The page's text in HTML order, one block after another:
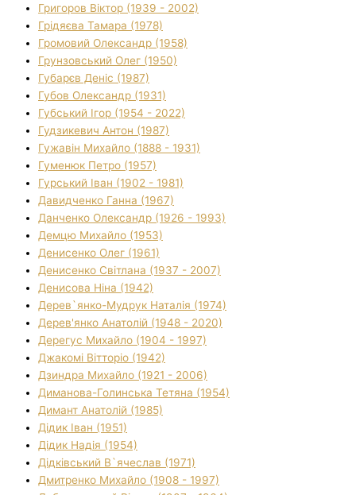
Григоров Віктор (1939 - 2002)
Грідяєва Тамара (1978)
Громовий Олександр (1958)
Грунзовський Олег (1950)
Губарєв Деніс (1987)
Губов Олександр (1931)
Губський Ігор (1954 - 2022)
Гудзикевич Антон (1987)
Гужавін Михайло (1888 - 1931)
Гуменюк Петро (1957)
Гурський Іван (1902 - 1981)
Давидченко Ганна (1967)
Данченко Олександр (1926 - 1993)
Демцю Михайло (1953)
Денисенко Олег (1961)
Денисенко Світлана (1937 - 2007)
Денисова Ніна (1942)
Дерев`янко-Мудрук Наталія (1974)
Дерев'янко Анатолій (1948 - 2020)
Дерегус Михайло (1904 - 1997)
Джакомі Вітторіо (1942)
Дзиндра Михайло (1921 - 2006)
Диманова-Голинська Тетяна (1954)
Димант Анатолій (1985)
Дідик Іван (1951)
Дідик Надія (1954)
Дідківський В`ячеслав (1971)
Дмитренко Михайло (1908 - 1997)